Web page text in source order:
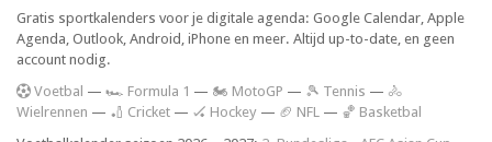
Gratis sportkalenders voor je digitale agenda: Google Calendar, Apple
Agenda, Outlook, Android, iPhone en meer. Altijd up-to-date, en geen
account nodig.
Voetbal — 🏎️ Formula 1 — 🏍 MotoGP — 🎾 Tennis — 🚴
Wielrennen — 🏏 Cricket — 🏑 Hockey — 🏈 NFL — 🏀 Basketbal